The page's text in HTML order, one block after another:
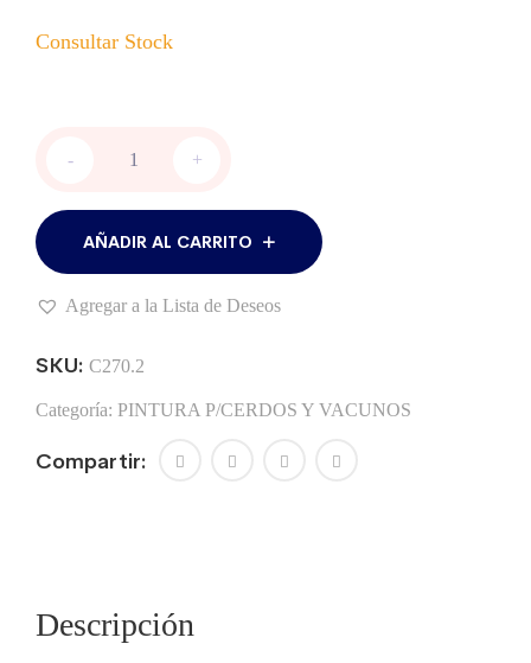
MARCADOR
PARA
GANADO
-
cantidad
- +
AÑADIR AL CARRITO
Agregar a la Lista de Deseos
SKU: C270.2
Categoría: PINTURA P/CERDOS Y VACUNOS
Compartir:
Descripción